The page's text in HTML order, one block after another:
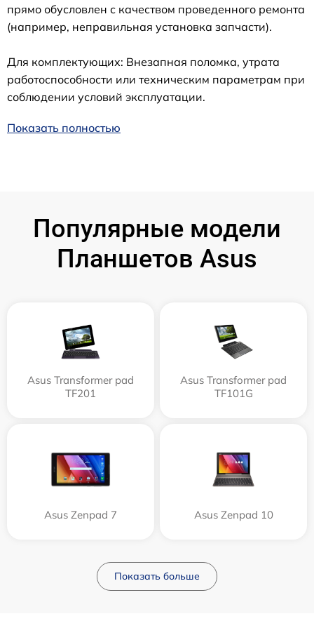
прямо обусловлен с качеством проведенного ремонта
(например, неправильная установка запчасти).
Для комплектующих: Внезапная поломка, утрата
работоспособности или техническим параметрам при
соблюдении условий эксплуатации.
Показать полностью
Популярные модели
Планшетов Asus
Asus Transformer pad
TF201
Asus Transformer pad
TF101G
Asus Zenpad 7 Asus Zenpad 10
Показать больше